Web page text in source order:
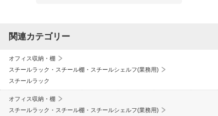
関連カテゴリー
オフィス収納・棚
スチールラック・スチール棚・スチールシェルフ(業務用)
スチールラック
オフィス収納・棚
スチールラック・スチール棚・スチールシェルフ(業務用)